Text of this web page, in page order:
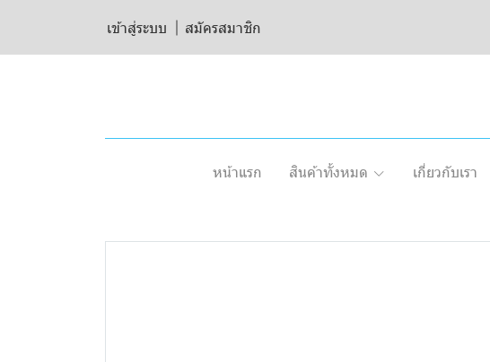
เข้าสู่ระบบ สมัครสมาชิก
หน้าแรก สินค้าทั้งหมด เกี่ยวกับเรา